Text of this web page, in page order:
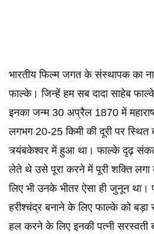
भारतीय फिल्म जगत के संस्थापक का
फाल्के। जिन्हें हम सब दादा साहेब
इनका जन्म 30 अप्रैल 1870 में
लगभग 20-25 किमी की दूरी पर स्थित
त्र्यंबकेश्वर में हुआ था। फाल्के दृढ़
लेते थे उसे पूरा करने में पूरी शक्ति लगा
लिए भी उनके भीतर ऐसा ही जुनून था।
हरीश्चंद्र बनाने के लिए फाल्के को बड़ा
हल करने के लिए इनकी पत्नी सरस्वती